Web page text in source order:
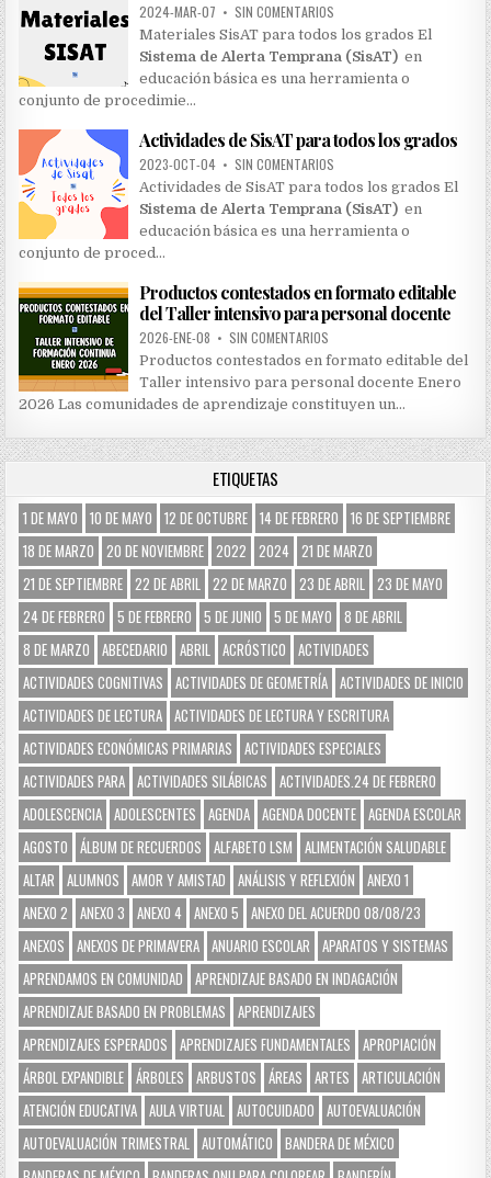
:
2024-MAR-07 • SIN COMENTARIOS
Materiales SisAT para todos los grados El
Sistema de Alerta Temprana (SisAT) en
educación básica es una herramienta o
conjunto de procedimie…
Actividades de SisAT para todos los grados
2023-OCT-04 • SIN COMENTARIOS
Actividades de SisAT para todos los grados El
Sistema de Alerta Temprana (SisAT) en
educación básica es una herramienta o
conjunto de proced…
Productos contestados en formato editable
del Taller intensivo para personal docente
2026-ENE-08 • SIN COMENTARIOS
Productos contestados en formato editable del
Taller intensivo para personal docente Enero
2026 Las comunidades de aprendizaje constituyen un…
ETIQUETAS
1 DE MAYO 10 DE MAYO 12 DE OCTUBRE 14 DE FEBRERO
16 DE SEPTIEMBRE
18 DE MARZO
20 DE NOVIEMBRE 2022 2024
21 DE MARZO
21 DE SEPTIEMBRE 22 DE ABRIL 22 DE MARZO 23 DE ABRIL
23 DE MAYO
24 DE FEBRERO
5 DE FEBRERO 5 DE JUNIO 5 DE MAYO
8 DE ABRIL
8 DE MARZO
ABECEDARIO ABRIL ACRÓSTICO
ACTIVIDADES
ACTIVIDADES COGNITIVAS
ACTIVIDADES DE GEOMETRÍA ACTIVIDADES DE INICIO
ACTIVIDADES DE LECTURA ACTIVIDADES DE LECTURA Y ESCRITURA
ACTIVIDADES ECONÓMICAS PRIMARIAS
ACTIVIDADES ESPECIALES
ACTIVIDADES PARA ACTIVIDADES SILÁBICAS
ACTIVIDADES.24 DE FEBRERO
ADOLESCENCIA ADOLESCENTES AGENDA AGENDA DOCENTE AGENDA ESCOLAR
AGOSTO
ÁLBUM DE RECUERDOS ALFABETO LSM
ALIMENTACIÓN SALUDABLE
ALTAR
ALUMNOS AMOR Y AMISTAD ANÁLISIS Y REFLEXIÓN
ANEXO 1
ANEXO 2
ANEXO 3 ANEXO 4 ANEXO 5
ANEXO DEL ACUERDO 08/08/23
ANEXOS
ANEXOS DE PRIMAVERA ANUARIO ESCOLAR
APARATOS Y SISTEMAS
APRENDAMOS EN COMUNIDAD
APRENDIZAJE BASADO EN INDAGACIÓN
APRENDIZAJE BASADO EN PROBLEMAS
APRENDIZAJES
APRENDIZAJES ESPERADOS
APRENDIZAJES FUNDAMENTALES
APROPIACIÓN
ÁRBOL EXPANDIBLE ÁRBOLES ARBUSTOS ÁREAS ARTES
ARTICULACIÓN
ATENCIÓN EDUCATIVA AULA VIRTUAL AUTOCUIDADO
AUTOEVALUACIÓN
AUTOEVALUACIÓN TRIMESTRAL
AUTOMÁTICO
BANDERA DE MÉXICO